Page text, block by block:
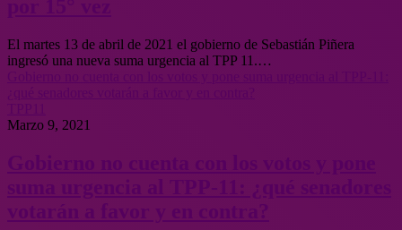
El martes 13 de abril de 2021 el gobierno de Sebastián Piñera
ingresó una nueva suma urgencia al TPP 11.…
Marzo 9, 2021